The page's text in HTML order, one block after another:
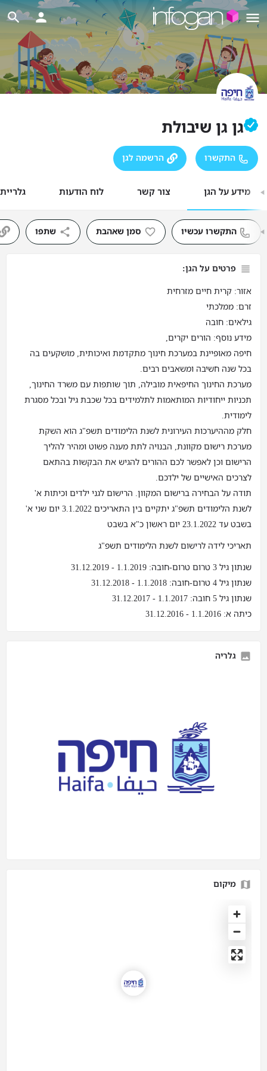
גן גן שיבולת
התקשרו הרשמה לגן
מידע על הגן צור קשר לוח הודעות
התקשרו עכשיו סמן שאהבת שתפו
פרטים על הגן:
אזור: קרית חיים מזרחית
זרם: ממלכתי
גילאים: חובה
מידע נוסף: הורים יקרים,
חיפה מאופיינת במערכת חינוך מתקדמת ואיכותית, מושקעים בה
בכל שנה חשיבה ומשאבים רבים.
מערכת החינוך החיפאית מובילה, תוך שותפות עם משרד החינוך,
תכניות ייחודיות המותאמות לתלמידים בכל שכבת גיל ובכל מסגרת
לימודית.
חלק מההיערכות העירונית לשנת הלימודים תשפ"ג הוא השקת
מערכת רישום מקוונת, הבנויה לתת מענה פשוט ומהיר להליך
הרישום וכן לאפשר לכם ההורים להגיש את הבקשות בהתאם
לצרכים האישיים של ילדכם.
תודה על הבחירה ברישום המקוון. הרישום לגני ילדים וכיתות א'
לשנת הלימודים תשפ"ג יתקיים בין התאריכים 3.1.2022 יום שני א'
בשבט עד 23.1.2022 יום ראשון כ"א בשבט
תאריכי לידה לרישום לשנת הלימודים תשפ"ג
שנתון גיל 3 טרום טרום-חובה: 1.1.2019 - 31.12.2019
שנתון גיל 4 טרום-חובה: 1.1.2018 - 31.12.2018
שנתון גיל 5 חובה: 1.1.2017 - 31.12.2017
כיתה א: 1.1.2016 - 31.12.2016
גלריה
מיקום